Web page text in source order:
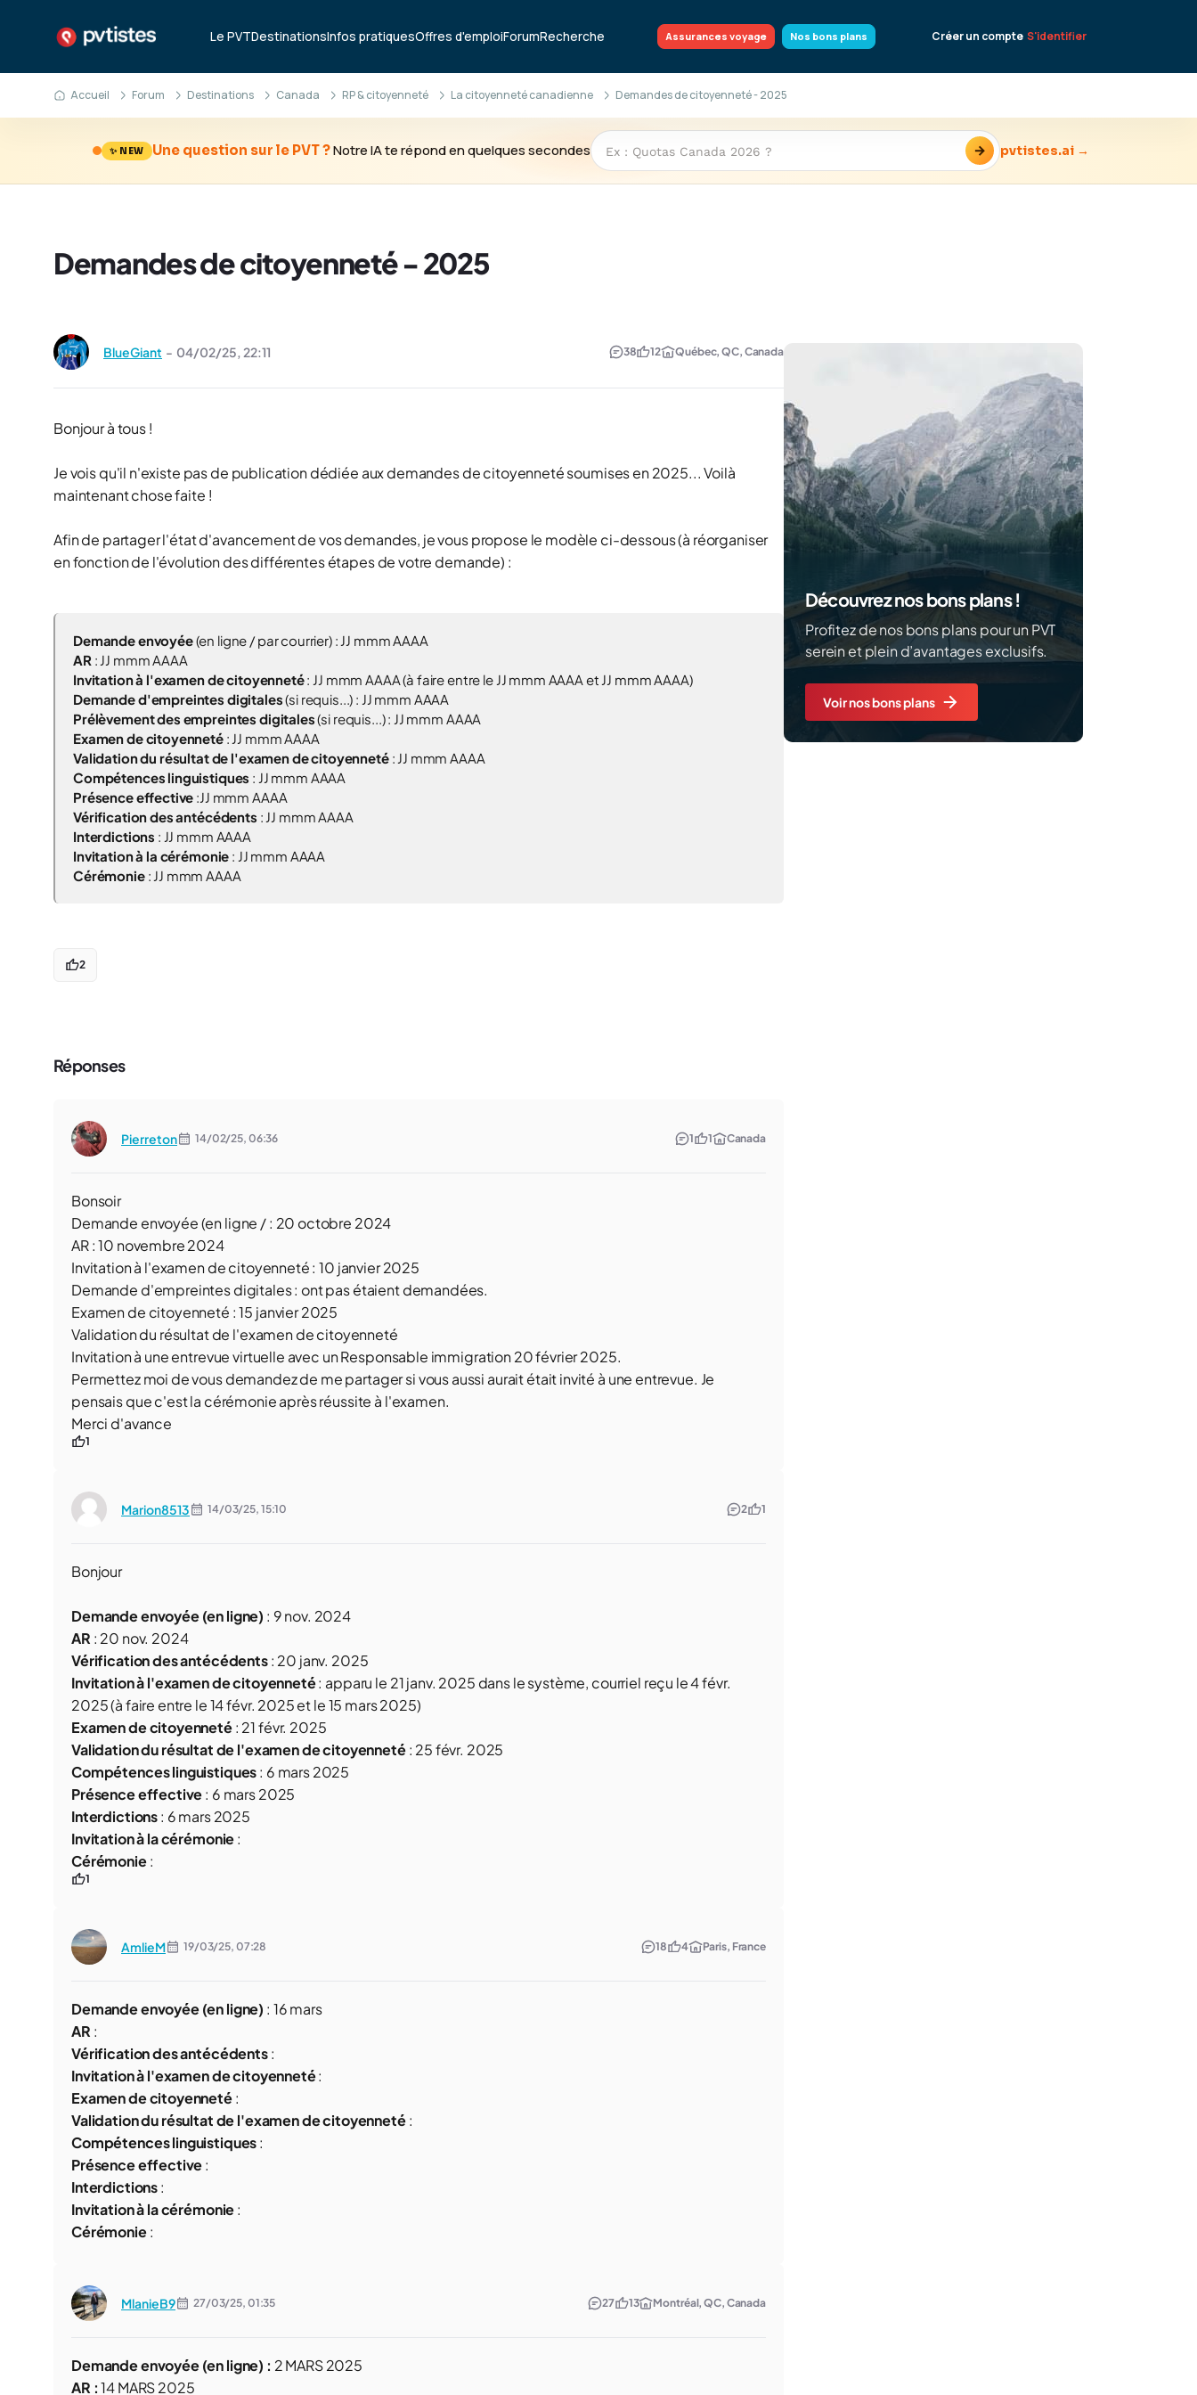
Le PVTDestinationsInfos pratiquesOffres d'emploiForumRecherche Assurances voyage Nos bons plans Créer un compte S'identifier
Accueil Forum Destinations Canada RP & citoyenneté La citoyenneté canadienne Demandes de citoyenneté - 2025
✨ NEW Une question sur le PVT ?Notre IA te répond en quelques secondes → pvtistes.ai →
Demandes de citoyenneté - 2025
BlueGiant - 04/02/25, 22:11 38 12 Québec, QC, Canada
Bonjour à tous !
Je vois qu'il n'existe pas de publication dédiée aux demandes de citoyenneté soumises en 2025... Voilà
maintenant chose faite !
Afin de partager l'état d'avancement de vos demandes, je vous propose le modèle ci-dessous (à réorganiser
en fonction de l'évolution des différentes étapes de votre demande) :
Demande envoyée(en ligne /par courrier) : JJ mmm AAAA
AR : JJ mmm AAAA
Invitation à l'examen de citoyenneté: JJ mmm AAAA(à faire entre le JJ mmm AAAA et JJ mmm AAAA)
Demande d'empreintes digitales(si requis...) : JJ mmm AAAA
Prélèvement des empreintes digitales(si requis...) : JJ mmm AAAA
Examen de citoyenneté: JJ mmm AAAA
Validation du résultat de l'examen de citoyenneté: JJ mmm AAAA
Compétences linguistiques : JJ mmm AAAA
Présence effective :JJ mmm AAAA
Vérification des antécédents : JJ mmm AAAA
Interdictions : JJ mmm AAAA
Invitation à la cérémonie : JJ mmm AAAA
Cérémonie: JJ mmm AAAA
2
Réponses
Pierreton 14/02/25, 06:36 1 1 Canada
Bonsoir
Demande envoyée (en ligne / : 20 octobre 2024
AR : 10 novembre 2024
Invitation à l'examen de citoyenneté : 10 janvier 2025
Demande d'empreintes digitales : ont pas étaient demandées.
Examen de citoyenneté : 15 janvier 2025
Validation du résultat de l'examen de citoyenneté
Invitation à une entrevue virtuelle avec un Responsable immigration 20 février 2025.
Permettez moi de vous demandez de me partager si vous aussi aurait était invité à une entrevue. Je
pensais que c'est la cérémonie après réussite à l'examen.
Merci d'avance
1
Marion8513 14/03/25, 15:10 2 1
Bonjour
Demande envoyée (en ligne) : 9 nov. 2024
AR : 20 nov. 2024
Vérification des antécédents: 20 janv. 2025
Invitation à l'examen de citoyenneté: apparu le 21 janv. 2025 dans le système, courriel reçu le4 févr.
2025(à faire entre le14 févr. 2025et le15 mars 2025)
Examen de citoyenneté: 21 févr. 2025
Validation du résultat de l'examen de citoyenneté: 25 févr. 2025
Compétences linguistiques: 6 mars 2025
Présence effective: 6 mars 2025
Interdictions: 6 mars 2025
Invitation à la cérémonie:
Cérémonie:
1
AmlieM 19/03/25, 07:28 18 4 Paris, France
Demande envoyée (en ligne) : 16 mars
AR :
Vérification des antécédents:
Invitation à l'examen de citoyenneté:
Examen de citoyenneté:
Validation du résultat de l'examen de citoyenneté:
Compétences linguistiques:
Présence effective:
Interdictions:
Invitation à la cérémonie:
Cérémonie:
MlanieB9 27/03/25, 01:35 27 13 Montréal, QC, Canada
Demande envoyée (en ligne) : 2 MARS 2025
AR :14 MARS 2025
Découvrez nos bons plans !
Profitez de nos bons plans pour un PVT
serein et plein d’avantages exclusifs.
Voir nos bons plans